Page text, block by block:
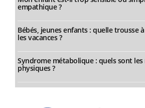
empathique ?
Bébés, jeunes enfants : quelle trousse
les vacances ?
Syndrome métabolique : quels sont les
physiques ?